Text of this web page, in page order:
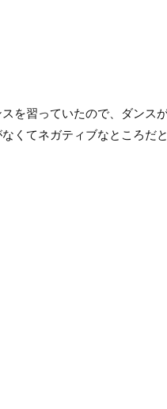
を習っていたので、ダンス
くてネガティブなところだと